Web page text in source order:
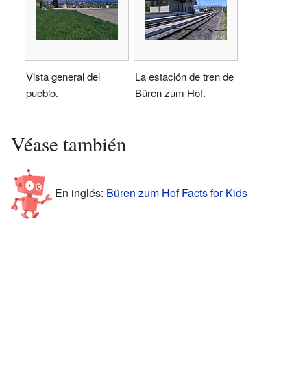
Vista general del
pueblo.
La estación de tren de
Büren zum Hof.
Véase también
En inglés: Büren zum Hof Facts for Kids